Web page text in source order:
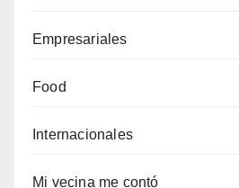
Empresariales
Food
Internacionales
Mi vecina me contó